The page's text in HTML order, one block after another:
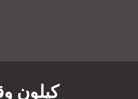
كيلون